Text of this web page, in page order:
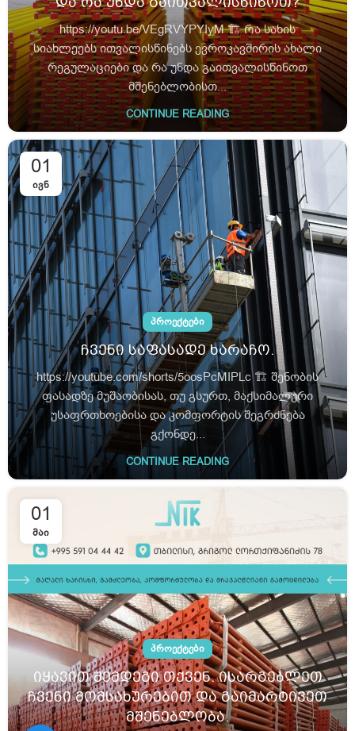
https://youtu.be/VEgRVYPYIyM 🏗️ Რა სახის
სიახლეებს ითვალისწინებს ევროკავშირის ახალი
რეგულაციები და რა უნდა გაითვალისწინოთ
მშენებლობისთ...
CONTINUE READING
01
ᲘᲕᲜ
ᲞᲠᲝᲔᲥᲢᲔᲑᲘ
ჩვენი საფასადე ხარაჩო.
https://youtube.com/shorts/5oosPcMIPLc 🏗 შენობის
ფასადზე მუშაობისას, თუ გსურთ, მაქსიმალური
უსაფრთხოებისა და კომფორტის შეგრძნება
გქონდე...
CONTINUE READING
01
ᲛᲐᲘ
ᲞᲠᲝᲔᲥᲢᲔᲑᲘ
იყავით შემდეგი თქვენ. ისარგებლეთ
ჩვენი მომსახურებით და გაიმარტივეთ
მშენებლობა.